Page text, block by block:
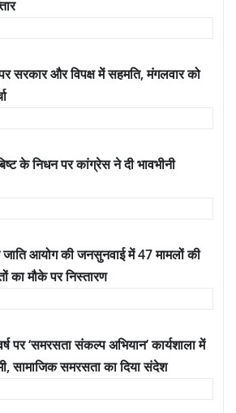
सरकार और विपक्ष में सहमति, मंगलवार को
के निधन पर कांग्रेस ने दी भावभीनी
आयोग की जनसुनवाई में 47 मामलों की
का मौके पर निस्तारण
पर ‘समरसता संकल्प अभियान’ कार्यशाला में
सामाजिक समरसता का दिया संदेश